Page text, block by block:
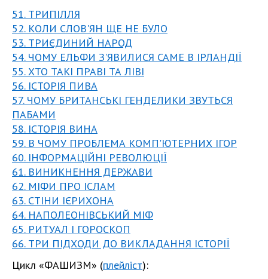
51. ТРИПІЛЛЯ
52. КОЛИ СЛОВ'ЯН ЩЕ НЕ БУЛО
53. ТРИЄДИНИЙ НАРОД
54. ЧОМУ ЕЛЬФИ З'ЯВИЛИСЯ САМЕ В ІРЛАНДІЇ
55. ХТО ТАКІ ПРАВІ ТА ЛІВІ
56. ІСТОРІЯ ПИВА
57. ЧОМУ БРИТАНСЬКІ ГЕНДЕЛИКИ ЗВУТЬСЯ
ПАБАМИ
58. ІСТОРІЯ ВИНА
59. В ЧОМУ ПРОБЛЕМА КОМП'ЮТЕРНИХ ІГОР
60. ІНФОРМАЦІЙНІ РЕВОЛЮЦІЇ
61. ВИНИКНЕННЯ ДЕРЖАВИ
62. МІФИ ПРО ІСЛАМ
63. СТІНИ ІЄРИХОНА
64. НАПОЛЕОНІВСЬКИЙ МІФ
65. РИТУАЛ І ГОРОСКОП
66. ТРИ ПІДХОДИ ДО ВИКЛАДАННЯ ІСТОРІЇ
Цикл «ФАШИЗМ» (плейліст):